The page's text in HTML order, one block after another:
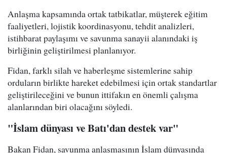
Anlaşma kapsamında ortak tatbikatlar, müşterek eğitim
faaliyetleri, lojistik koordinasyonu, tehdit analizleri,
istihbarat paylaşımı ve savunma sanayii alanındaki iş
birliğinin geliştirilmesi planlanıyor.
Fidan, farklı silah ve haberleşme sistemlerine sahip
orduların birlikte hareket edebilmesi için ortak standartlar
geliştirileceğini ve bunun ittifakın en önemli çalışma
alanlarından biri olacağını söyledi.
"İslam dünyası ve Batı'dan destek var"
Bakan Fidan, savunma anlaşmasının İslam dünyasında